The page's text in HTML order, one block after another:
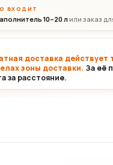
ВХОДИТ
10–20 л или заказ
доставка действует
зоны доставки. За её
за расстояние.